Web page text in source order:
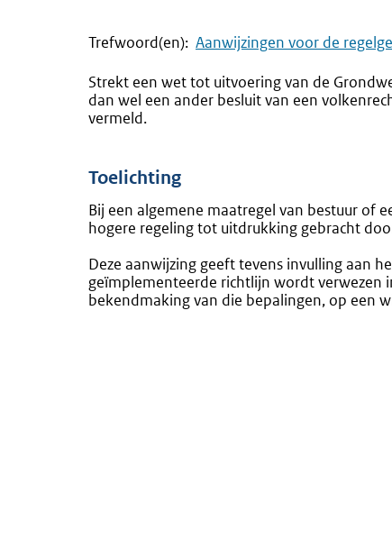
Trefwoord(en): Aanwijzingen voor de
Strekt een wet tot uitvoering van de
dan wel een ander besluit van een
vermeld.
Toelichting
Bij een algemene maatregel van bestuur of
hogere regeling tot uitdrukking gebracht
Deze aanwijzing geeft tevens invulling aan
geïmplementeerde richtlijn wordt verwezen
bekendmaking van die bepalingen, op een